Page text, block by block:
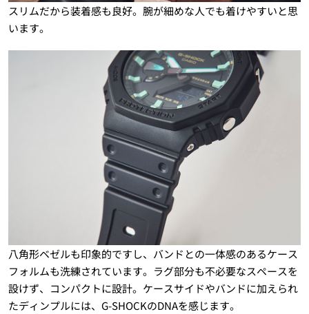
スリムだから装着感も良好。腕が細めな人でも着けやすいと思
います。
八角形ベゼルも印象的ですし、バンドとの一体感のあるケース
フォルムも洗練されています。ラグ部分も不必要なスペースを
設けず、コンパクトに設計。ケースサイドやバンドに加えられ
たディンプルには、G-SHOCKのDNAを感じます。